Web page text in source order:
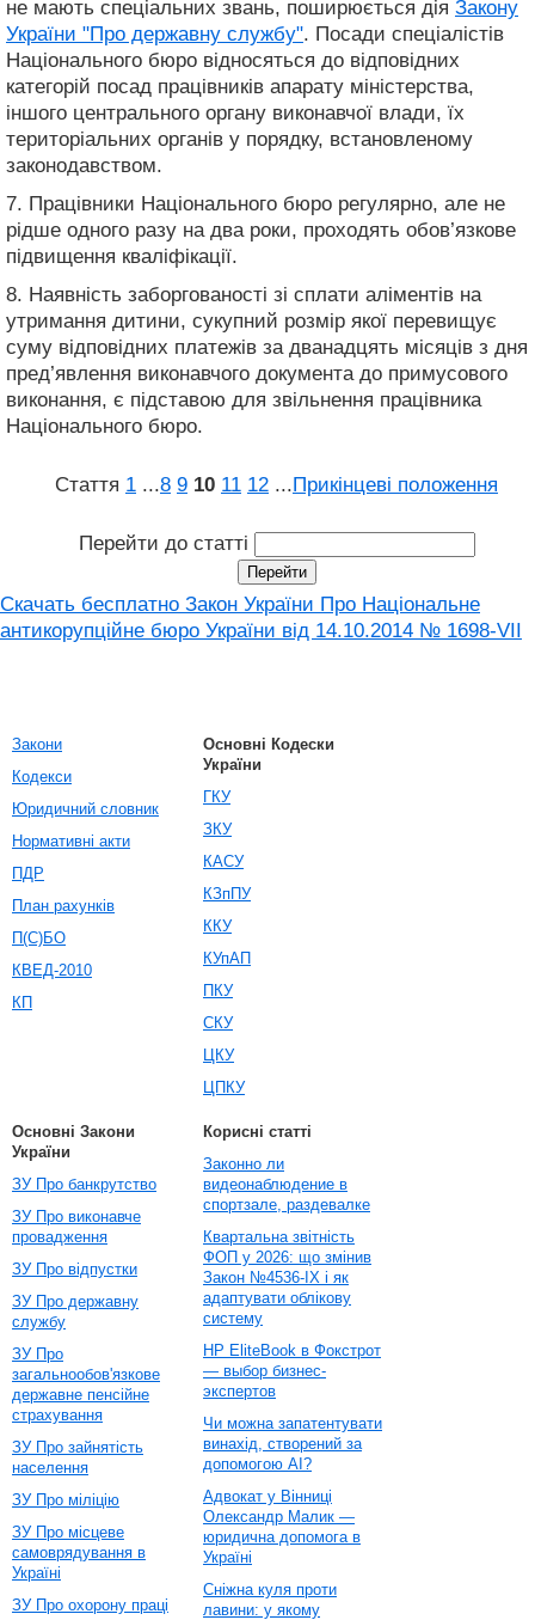
не мають спеціальних звань, поширюється дія Закону
України "Про державну службу". Посади спеціалістів
Національного бюро відносяться до відповідних
категорій посад працівників апарату міністерства,
іншого центрального органу виконавчої влади, їх
територіальних органів у порядку, встановленому
законодавством.
7. Працівники Національного бюро регулярно, але не
рідше одного разу на два роки, проходять обов’язкове
підвищення кваліфікації.
8. Наявність заборгованості зі сплати аліментів на
утримання дитини, сукупний розмір якої перевищує
суму відповідних платежів за дванадцять місяців з дня
пред’явлення виконавчого документа до примусового
виконання, є підставою для звільнення працівника
Національного бюро.
Стаття 1 ...8 9 10 11 12 ...Прикінцеві положення
Перейти до статті
Скачать бесплатно Закон України Про Національне
антикорупційне бюро України від 14.10.2014 № 1698-VII
Закони
Кодекси
Юридичний словник
Нормативні акти
ПДР
План рахунків
П(С)БО
КВЕД-2010
КП
Основні Кодески
України
ГКУ
ЗКУ
КАСУ
КЗпПУ
ККУ
КУпАП
ПКУ
СКУ
ЦКУ
ЦПКУ
Основні Закони
України
ЗУ Про банкрутство
ЗУ Про виконавче
провадження
ЗУ Про відпустки
ЗУ Про державну
службу
ЗУ Про
загальнообов'язкове
державне пенсійне
страхування
ЗУ Про зайнятість
населення
ЗУ Про міліцію
ЗУ Про місцеве
самоврядування в
Україні
ЗУ Про охорону праці
Корисні статті
Законно ли
видеонаблюдение в
спортзале, раздевалке
Квартальна звітність
ФОП у 2026: що змінив
Закон №4536-IX і як
адаптувати облікову
систему
HP EliteBook в Фокстрот
— выбор бизнес-
экспертов
Чи можна запатентувати
винахід, створений за
допомогою AI?
Адвокат у Вінниці
Олександр Малик —
юридична допомога в
Україні
Сніжна куля проти
лавини: у якому